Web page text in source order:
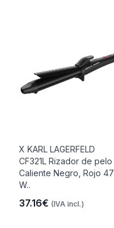
X KARL LAGERFELD
CF321L Rizador de pelo
Caliente Negro, Rojo 47
W..
37.16€ (IVA incl.)